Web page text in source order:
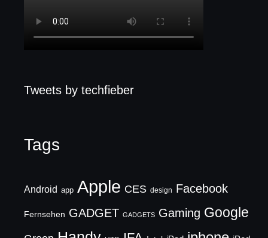
Tweets by techfieber
Tags
Android app Apple CES design Facebook
Fernsehen GADGET GADGETS Gaming Google